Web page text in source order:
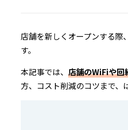
店舗を新しくオープンする
す。
本記事では、 店舗のWiFiや回
方、コスト削減のコツまで、